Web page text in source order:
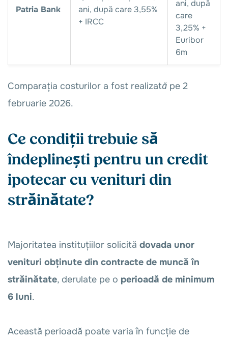
Patria Bank
ani, după care 3,55%
+ IRCC
ani, după
care
3,25% +
Euribor
6m
Comparația costurilor a fost realizată pe 2
februarie 2026.
Ce condiții trebuie să
îndeplinești pentru un credit
ipotecar cu venituri din
străinătate?
Majoritatea instituțiilor solicită dovada unor
venituri obținute din contracte de muncă în
străinătate, derulate pe o perioadă de minimum
6 luni.
Această perioadă poate varia în funcție de